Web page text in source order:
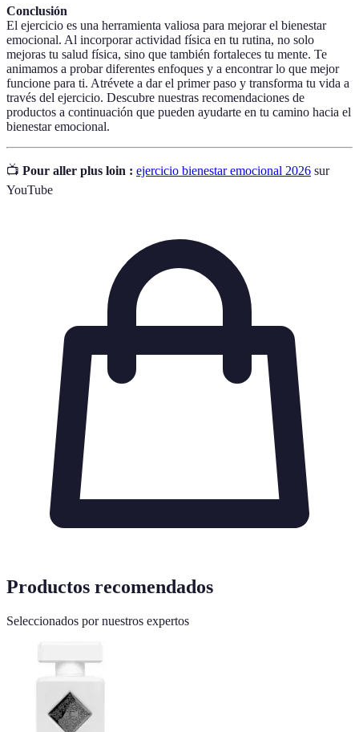
Conclusión
El ejercicio es una herramienta valiosa para mejorar el bienestar
emocional. Al incorporar actividad física en tu rutina, no solo
mejoras tu salud física, sino que también fortaleces tu mente. Te
animamos a probar diferentes enfoques y a encontrar lo que mejor
funcione para ti. Atrévete a dar el primer paso y transforma tu vida a
través del ejercicio. Descubre nuestras recomendaciones de
productos a continuación que pueden ayudarte en tu camino hacia el
bienestar emocional.
📺 Pour aller plus loin : ejercicio bienestar emocional 2026 sur
YouTube
Productos recomendados
Seleccionados por nuestros expertos